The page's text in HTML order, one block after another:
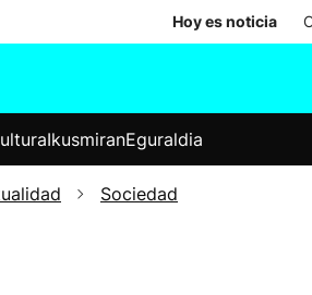
Hoy es noticia
Elecciones
IkusmiranEguraldia
Sociedad